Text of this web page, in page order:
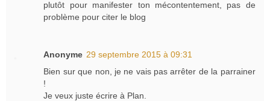
plutôt pour manifester ton mécontentement, pas de
problème pour citer le blog
Anonyme 29 septembre 2015 à 09:31
Bien sur que non, je ne vais pas arrêter de la parrainer
!
Je veux juste écrire à Plan.